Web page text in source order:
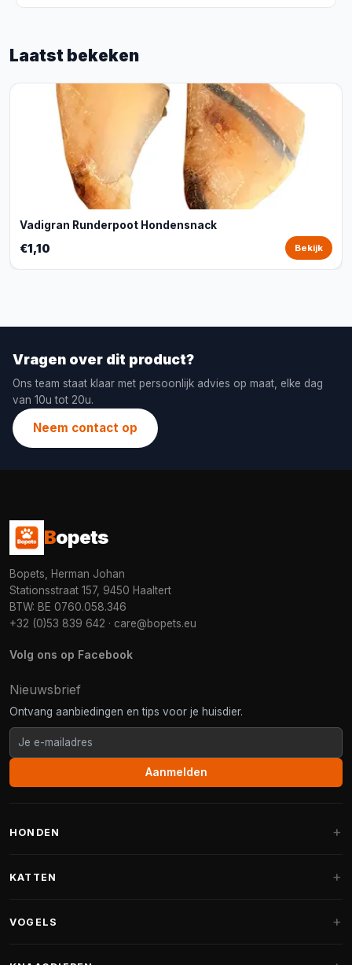
Laatst bekeken
Vadigran Runderpoot Hondensnack
€1,10 Bekijk
Vragen over dit product?
Ons team staat klaar met persoonlijk advies op maat, elke dag
van 10u tot 20u.
Neem contact op
Bopets
Bopets, Herman Johan
Stationsstraat 157, 9450 Haaltert
BTW: BE 0760.058.346
+32 (0)53 839 642 · care@bopets.eu
Volg ons op Facebook
Nieuwsbrief
Ontvang aanbiedingen en tips voor je huisdier.
Aanmelden
HONDEN
Fantail hondenmanden
KATTEN
VOGELS